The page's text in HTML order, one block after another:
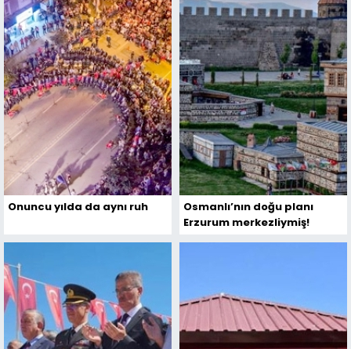
Onuncu yılda da aynı ruh
Osmanlı’nın doğu planı
Erzurum merkezliymiş!